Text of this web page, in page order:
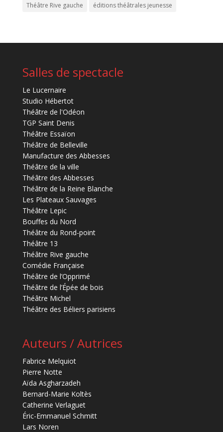
Théâtre Rive gauche
éditions théâtrales jeunesse
Salles de spectacle
Le Lucernaire
Studio Hébertot
Théâtre de l'Odéon
TGP Saint Denis
Théâtre Essaïon
Théâtre de Belleville
Manufacture des Abbesses
Théâtre de la ville
Théâtre des Abbesses
Théâtre de la Reine Blanche
Les Plateaux Sauvages
Théâtre Lepic
Bouffes du Nord
Théâtre du Rond-point
Théâtre 13
Théâtre Rive gauche
Comédie Française
Théâtre de l’Opprimé
Théâtre de l’Épée de bois
Théâtre Michel
Théâtre des Béliers parisiens
Auteurs / Autrices
Fabrice Melquiot
Pierre Notte
Aïda Asgharzadeh
Bernard-Marie Koltès
Catherine Verlaguet
Éric-Emmanuel Schmitt
Lars Noren